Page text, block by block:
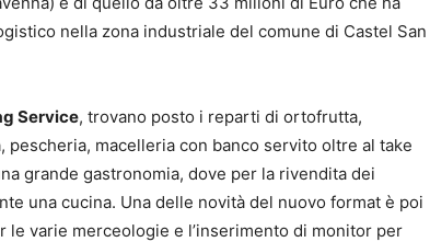
nella zona industriale del comune di Castel San
Service, trovano posto i reparti di ortofrutta,
macelleria con banco servito oltre al take
grande gastronomia, dove per la rivendita dei
una cucina. Una delle novità del nuovo format è poi
varie merceologie e l’inserimento di monitor per